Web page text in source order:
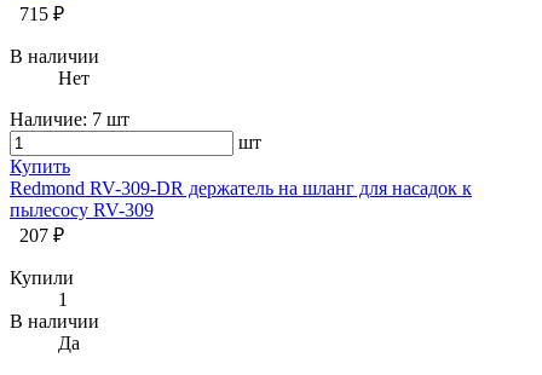
715 ₽
В наличии
Нет
Наличие: 7 шт
шт
Купить
Redmond RV-309-DR держатель на шланг для насадок к
пылесосу RV-309
207 ₽
Купили
1
В наличии
Да